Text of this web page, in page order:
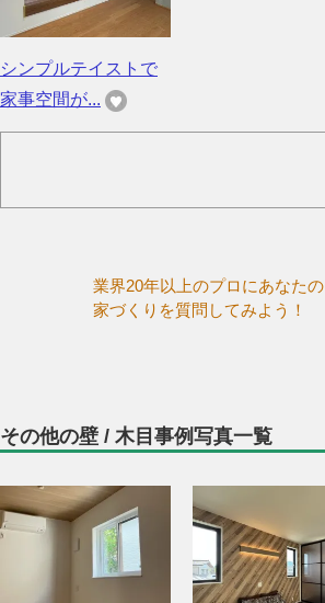
シンプルテイストで
家事空間が...
業界20年以上のプロにあなたの
家づくりを質問してみよう！
その他の壁 / 木目事例写真一覧